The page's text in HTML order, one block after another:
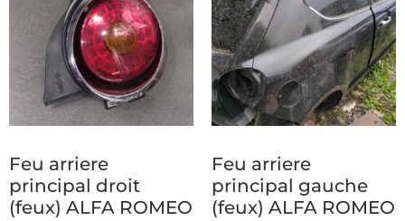
Feu arriere
principal droit
(feux) ALFA ROMEO
Feu arriere
principal gauche
(feux) ALFA ROMEO